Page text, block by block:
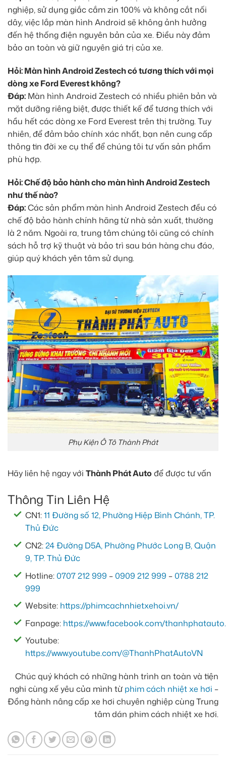
nghiệp, sử dụng giắc cắm zin 100% và không cắt nối
dây, việc lắp màn hình Android sẽ không ảnh hưởng
đến hệ thống điện nguyên bản của xe. Điều này đảm
bảo an toàn và giữ nguyên giá trị của xe.
Hỏi: Màn hình Android Zestech có tương thích với mọi
dòng xe Ford Everest không?
Đáp: Màn hình Android Zestech có nhiều phiên bản và
mặt dưỡng riêng biệt, được thiết kế để tương thích với
hầu hết các dòng xe Ford Everest trên thị trường. Tuy
nhiên, để đảm bảo chính xác nhất, bạn nên cung cấp
thông tin đời xe cụ thể để chúng tôi tư vấn sản phẩm
phù hợp.
Hỏi: Chế độ bảo hành cho màn hình Android Zestech
như thế nào?
Đáp:Các sản phẩm màn hình Android Zestech đều có
chế độ bảo hành chính hãng từ nhà sản xuất, thường
là 2 năm. Ngoài ra, trung tâm chúng tôi cũng có chính
sách hỗ trợ kỹ thuật và bảo trì sau bán hàng chu đáo,
giúp quý khách yên tâm sử dụng.
Phụ Kiện Ô Tô Thành Phát
Hãy liên hệ ngay với Thành Phát Auto để được tư vấn
Thông Tin Liên Hệ
CN1:11 Đường số 12, Phường Hiệp Bình Chánh, TP.
Thủ Đức
CN2:24 Đường D5A, Phường Phước Long B, Quận
9, TP. Thủ Đức
Hotline:0707 212 999 –0909 212 999 –0788 212
999
Website: https://phimcachnhietxehoi.vn/
Fanpage: https://www.facebook.com/
Youtube:
https://www.youtube.com/@ThanhPhatAutoVN
Chúc quý khách có những hành trình an toàn và tiện
nghi cùng xế yêu của mình từ phim cách nhiệt xe hơi –
Đồng hành nâng cấp xe hơi chuyên nghiệp cùng Trung
tâm dán phim cách nhiệt xe hơi.